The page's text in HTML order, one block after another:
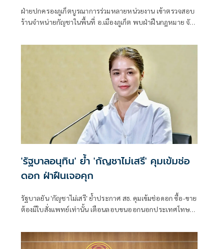
ฝ่ายปกครองภูเก็ตบูรณาการร่วมหลายหน่วยงาน เข้าตรวจสอบ
ร้านจำหน่ายกัญชาในพื้นที่ อ.เมืองภูเก็ต พบฝ่าฝืนกฎหมาย จับ
'รัฐบาลอนุทิน' ย้ำ 'กัญชาไม่เสรี' คุมเข้มช่อ
ดอก ฝ่าฝืนเจอคุก
รัฐบาลยัน 'กัญชาไม่เสรี' ย้ำประกาศ สธ. คุมเข้มช่อดอก ซื้อ-ขาย
ต้องมีใบสั่งแพทย์เท่านั้น เตือนลอบขนออกนอกประเทศโทษ